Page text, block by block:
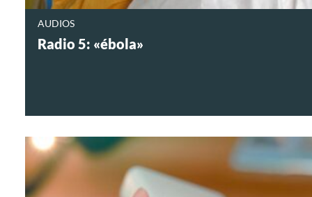
AUDIOS
Radio 5: «ébola»